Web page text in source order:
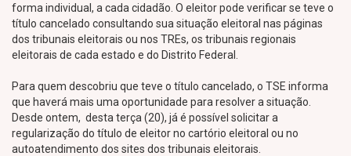
forma individual, a cada cidadão. O eleitor pode verificar se teve o
título cancelado consultando sua situação eleitoral nas páginas
dos tribunais eleitorais ou nos TREs, os tribunais regionais
eleitorais de cada estado e do Distrito Federal.
Para quem descobriu que teve o título cancelado, o TSE informa
que haverá mais uma oportunidade para resolver a situação.
Desde ontem, desta terça (20), já é possível solicitar a
regularização do título de eleitor no cartório eleitoral ou no
autoatendimento dos sites dos tribunais eleitorais.